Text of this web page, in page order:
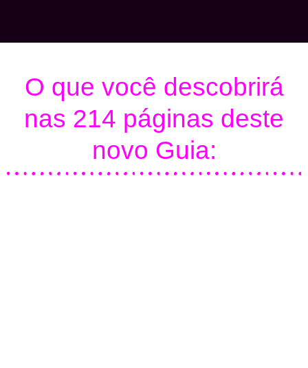
O que você descobrirá
nas 214 páginas deste
novo Guia: